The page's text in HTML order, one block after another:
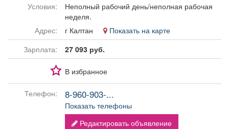
Товары Поздравления
Я - пенсионер
Условия:
Неполный рабочий день/неполная рабочая
неделя.
Адрес:
г Калтан
Показать на карте
Зарплата:
27 093 руб.
В избранное
Телефон: 8-960-903-...
Показать телефоны
Редактировать объявление